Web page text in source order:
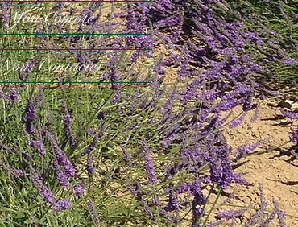
Mon Compte
Nous Contacter